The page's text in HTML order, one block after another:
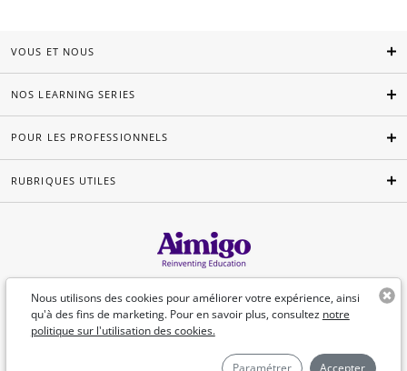
Nous utilisons des cookies pour améliorer votre expérience, ainsi
qu'à des fins de marketing. Pour en savoir plus, consultez notre
politique sur l'utilisation des cookies.
Paramétrer Accepter
VOUS ET NOUS
NOS LEARNING SERIES
POUR LES PROFESSIONNELS
RUBRIQUES UTILES
Français
©Aimigo 2026